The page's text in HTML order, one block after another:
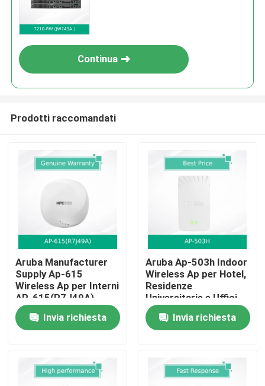
Casa.
Prodotti
Video
Chi Siamo
Continua
Prodotti raccomandati
Aruba Manufacturer
Supply Ap-615
Wireless Ap per Interni
AP-615(R7J49A)
Invia richiesta
Aruba Ap-503h Indoor
Wireless Ap per Hotel,
Residenze
Universitarie e Uffici
Remoti
Invia richiesta